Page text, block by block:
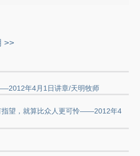
>>
年4月1日讲章/天明牧师
指望，就算比众人更可怜——2012年4